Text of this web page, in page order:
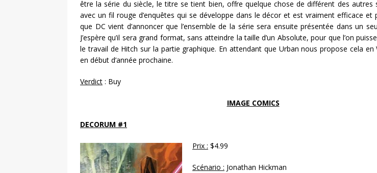
être la série du siècle, le titre se tient bien, offre quelque chose de différent des autres
avec un fil rouge d’enquêtes qui se développe dans le décor et est vraiment efficace et
que DC vient d’annoncer que l’ensemble de la série sera ensuite présentée dans un
J’espère qu’il sera grand format, sans atteindre la taille d’un Absolute, pour que l’on
le travail de Hitch sur la partie graphique. En attendant que Urban nous propose cela en
en début d’année prochaine.
Verdict : Buy
IMAGE COMICS
DECORUM #1
Prix : $4.99
Scénario : Jonathan Hickman